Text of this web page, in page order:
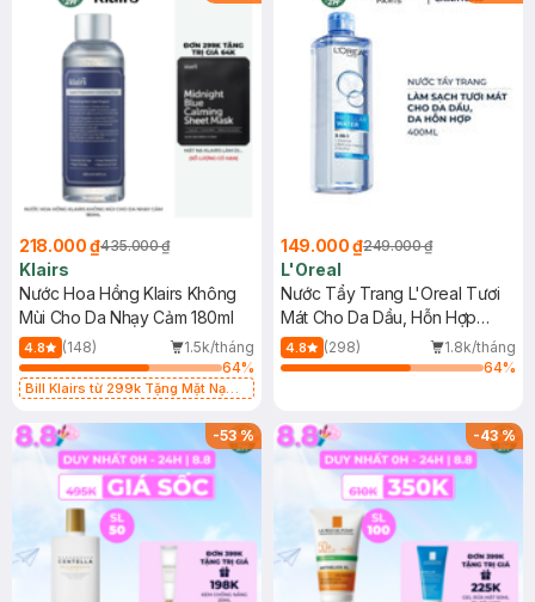
218.000 ₫435.000 ₫
Klairs
Nước Hoa Hồng Klairs Không
Mùi Cho Da Nhạy Cảm 180ml
4.8 (148)
1.5k/tháng
64%
Bill Klairs từ 299k Tặng Mặt Nạ
25ml (SL Có Hạn)
149.000 ₫249.000 ₫
L'Oreal
Nước Tẩy Trang L'Oreal Tươi
Mát Cho Da Dầu, Hỗn Hợp
400ml
4.8 (298)
1.8k/tháng
64%
-53% -43%